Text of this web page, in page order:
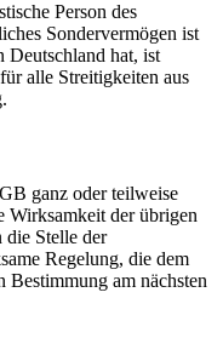
Person des
Sondervermögen ist
Deutschland hat, ist
alle Streitigkeiten aus
ganz oder teilweise
Wirksamkeit der übrigen
Stelle der
Regelung, die dem
am nächsten